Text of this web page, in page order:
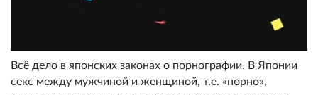
Всё дело в японских законах о пopнoгpaфии. В Японии
сeкc между мужчиной и женщиной, т.е. «пopнo»,